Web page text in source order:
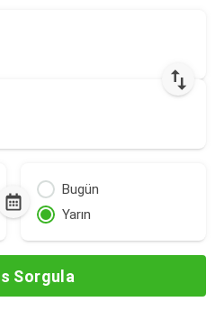
Bugün
Yarın
Sorgula